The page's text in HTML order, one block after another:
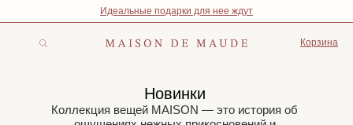
Корзина
Идеальные подарки для нее ждут
ощущениях нежных прикосновений и
безмятежности.